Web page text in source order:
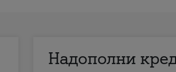
Надополни